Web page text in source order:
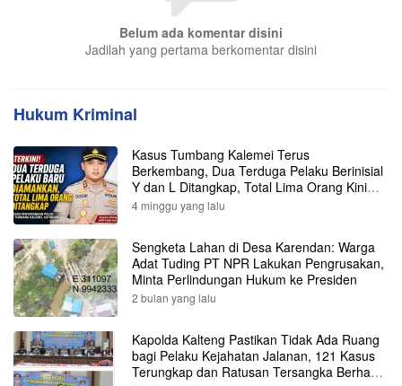
Belum ada komentar disini
Jadilah yang pertama berkomentar disini
Hukum Kriminal
Kasus Tumbang Kalemei Terus
Berkembang, Dua Terduga Pelaku Berinisial
Y dan L Ditangkap, Total Lima Orang Kini
Diamankan Polisi
4 minggu yang lalu
Sengketa Lahan di Desa Karendan: Warga
Adat Tuding PT NPR Lakukan Pengrusakan,
Minta Perlindungan Hukum ke Presiden
2 bulan yang lalu
Kapolda Kalteng Pastikan Tidak Ada Ruang
bagi Pelaku Kejahatan Jalanan, 121 Kasus
Terungkap dan Ratusan Tersangka Berhasil